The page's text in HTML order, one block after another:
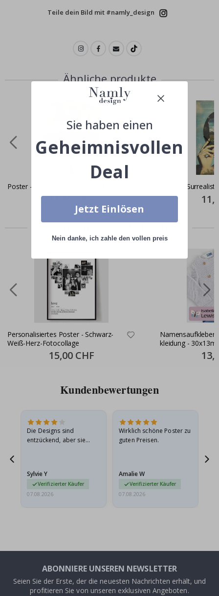
Teile dein Bild mit #namly_design
Ähnliche produkte
Poster - Surreal Forest Silhouette
Special
11,00 CHF
Poster -
Price
Zusammen gekaufte Produkte
Personalisiertes Poster - Schwarz-
Weiß-Herz-Fotocollage
Special
Price
15,00 CHF
Namensaufkleber
kleidung -
Price
Kundenbewertungen
Die Designs sind
entzückend, aber sie
sie…
Sylvie Y
Verifizierter Käufer
07.08.2026
Wirklich schöne Poster zu
guten Preisen.
Amalie W
Verifizierter Käufer
07.08.2026
ABONNIERE UNSEREN NEWSLETTER
Seien Sie der Erste, der die neuesten Nachrichten erhält, und
profitieren Sie von unseren exklusiven Angeboten.
Sie haben einen
Geheimnisvollen
Deal
Jetzt Einlösen
Nein danke, ich zahle den vollen preis